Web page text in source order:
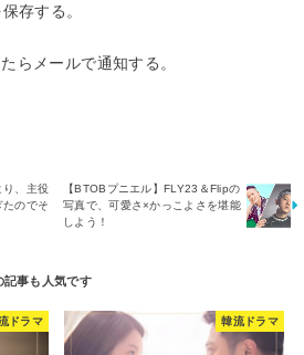
存する。
らメールで通知する。
り、主役
のでそ
【BTOBプニエル】FLY23＆Flipの
写真で、可愛さ×かっこよさを堪能
しよう！
ドラマ 韓流ドラマ